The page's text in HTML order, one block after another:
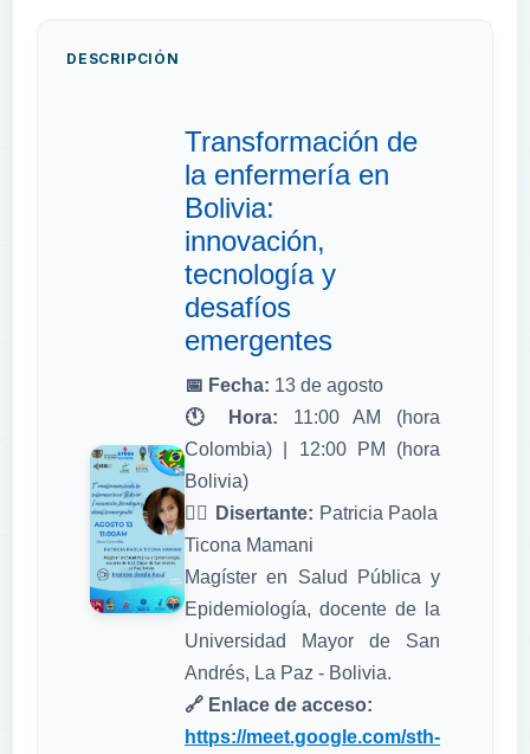
DESCRIPCIÓN
Transformación de
la enfermería en
Bolivia:
innovación,
tecnología y
desafíos
emergentes
📅 Fecha: 13 de agosto
🕚 Hora: 11:00 AM (hora
Colombia) | 12:00 PM (hora
Bolivia)
👩‍⚕️ Disertante: Patricia Paola
Ticona Mamani
Magíster en Salud Pública y
Epidemiología, docente de la
Universidad Mayor de San
Andrés, La Paz - Bolivia.
🔗 Enlace de acceso:
https://meet.google.com/sth-